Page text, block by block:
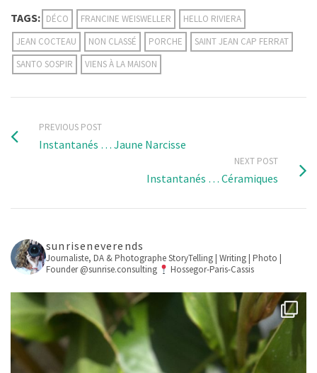
TAGS: DÉCO FRANCINE WEISWELLER
HELLO RIVIERA
JEAN COCTEAU
NON CLASSÉ PORCHE
SAINT JEAN CAP FERRAT
SANTO SOSPIR
VIENS À LA MAISON
PREVIOUS POST
Instantanés … Jaune Narcisse
NEXT POST
Instantanés … Céramiques
sunriseneverends
Journaliste, DA & PhotographeStoryTelling | Writing | Photo |
Founder @sunrise.consulting
Hossegor-Paris-Cassis